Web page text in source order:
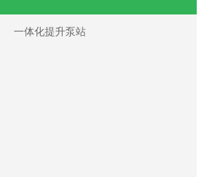
一体化提升泵站